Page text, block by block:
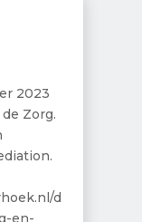
2023
Zorg.
d
en-